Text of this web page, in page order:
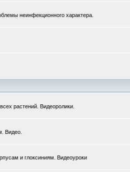
неинфекционного характера.
растений. Видеоролики.
Видео.
и глоксиниям. Видеоуроки